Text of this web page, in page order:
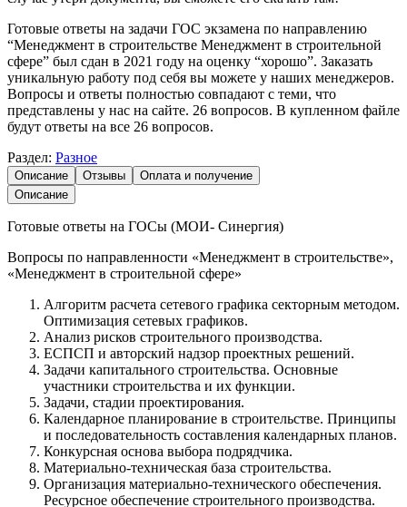
Готовые ответы на задачи ГОС экзамена по направлению
“Менеджмент в строительстве Менеджмент в строительной
сфере” был сдан в 2021 году на оценку “хорошо”. Заказать
уникальную работу под себя вы можете у наших менеджеров.
Вопросы и ответы полностью совпадают с теми, что
представлены у нас на сайте. 26 вопросов. В купленном файле
будут ответы на все 26 вопросов.
Раздел: Разное
Описание Отзывы
Оплата и получение
Описание
Готовые ответы на ГОСы (МОИ- Синергия)
Вопросы по направленности «Менеджмент в строительстве»,
«Менеджмент в строительной сфере»
Алгоритм расчета сетевого графика секторным методом.
Оптимизация сетевых графиков.
Анализ рисков строительного производства.
ЕСПСП и авторский надзор проектных решений.
Задачи капитального строительства. Основные
участники строительства и их функции.
Задачи, стадии проектирования.
Календарное планирование в строительстве. Принципы
и последовательность составления календарных планов.
Конкурсная основа выбора подрядчика.
Материально-техническая база строительства.
Организация материально-технического обеспечения.
Ресурсное обеспечение строительного производства.